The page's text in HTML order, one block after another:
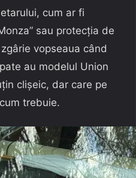
cum ar fi
sau protecția de
vopseaua când
au modelul Union
clișeic, dar care pe
trebuie.